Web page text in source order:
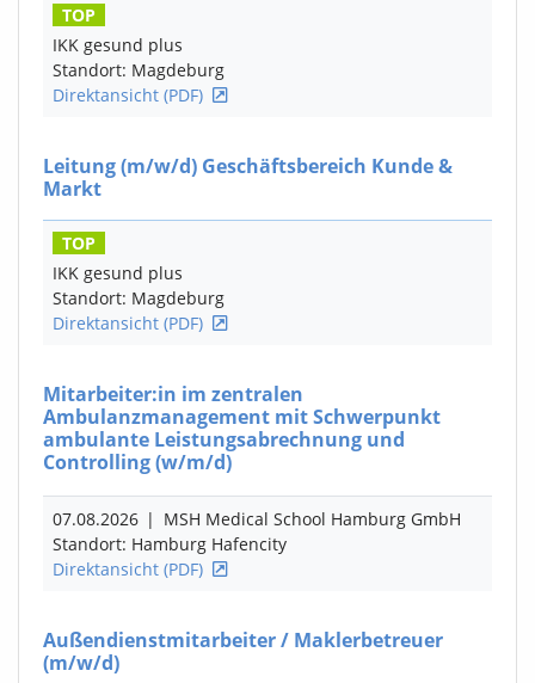
TOP
IKK gesund plus
Standort: Magdeburg
Direktansicht (PDF)
Leitung(m/w/d) Geschäftsbereich Kunde &
Markt
TOP
IKK gesund plus
Standort: Magdeburg
Direktansicht (PDF)
Mitarbeiter:in im zentralen
Ambulanzmanagement mit Schwerpunkt
ambulante Leistungsabrechnung und
Controlling(w/m/d)
07.08.2026 | MSH Medical School Hamburg GmbH
Standort: Hamburg Hafencity
Direktansicht (PDF)
Außendienstmitarbeiter / Maklerbetreuer
(m/w/d)